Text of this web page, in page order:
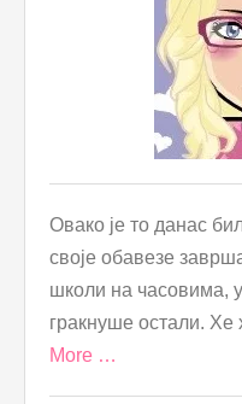
Овако је то данас
своје обавезе
школи на часовима,
гракнуше остали.
More …